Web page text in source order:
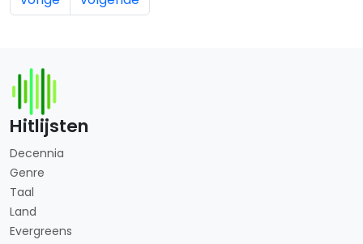
Hitlijsten
Decennia
Genre
Taal
Land
Evergreens